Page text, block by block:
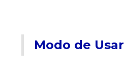
Modo de Usar